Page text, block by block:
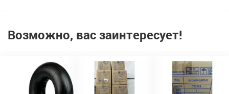
Возможно, вас заинтересует!